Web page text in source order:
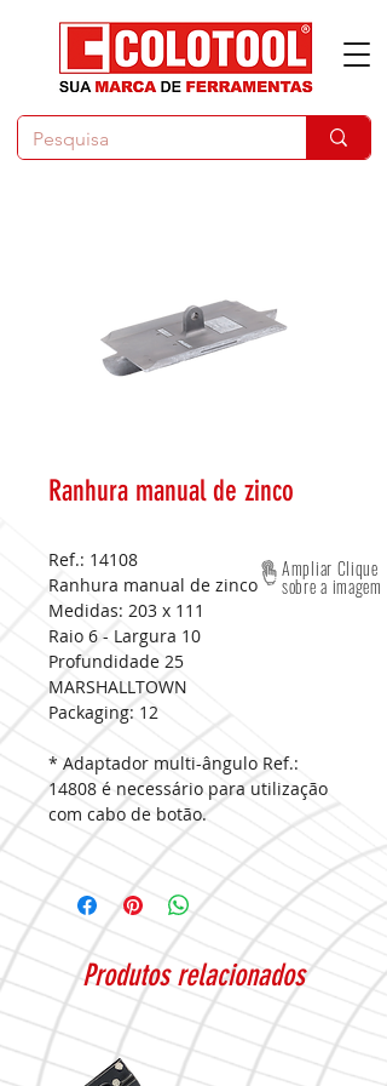
Ranhura manual de zinco
Ref.: 14108
Ranhura manual de zinco
Medidas: 203 x 111
Raio 6 - Largura 10
Profundidade 25
MARSHALLTOWN
Packaging: 12
* Adaptador multi-ângulo Ref.:
14808 é necessário para utilização
com cabo de botão.
Ampliar Clique
sobre a imagem
Produtos relacionados